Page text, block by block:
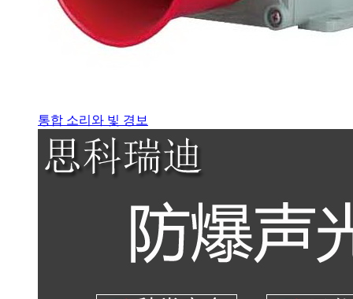
통합 소리와 빛 경보